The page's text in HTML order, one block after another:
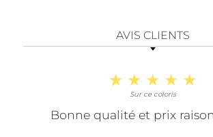
AVIS CLIENTS
Sur ce coloris
Bonne qualité et prix